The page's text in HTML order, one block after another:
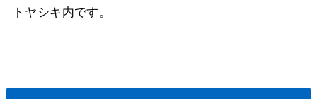
トヤシキ内です。